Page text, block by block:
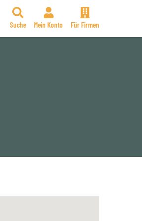
Suche Mein Konto Für Firmen